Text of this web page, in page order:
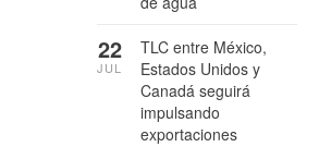
TLC entre México,
Estados Unidos y
Canadá seguirá
impulsando
exportaciones
22
JUL